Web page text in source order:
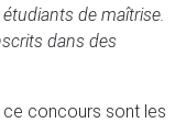
de maîtrise.
dans des
concours sont les